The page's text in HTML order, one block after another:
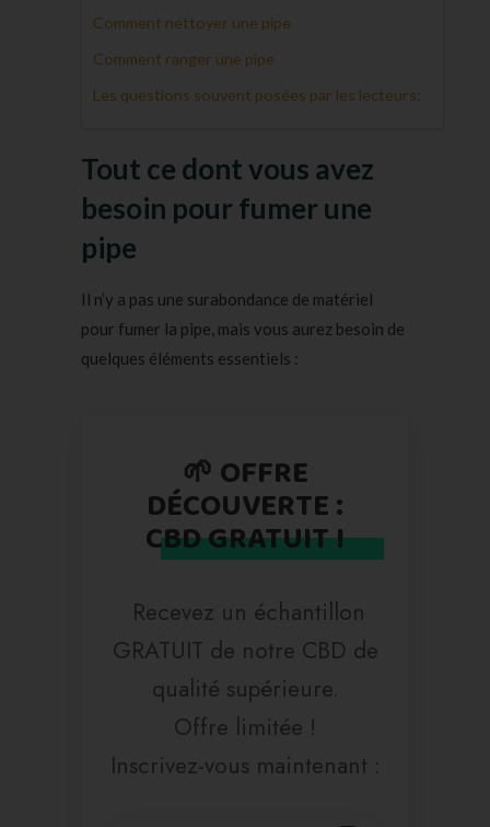
Comment nettoyer une pipe
Comment ranger une pipe
Les questions souvent posées par les lecteurs:
Tout ce dont vous avez
besoin pour fumer une
pipe
Il n’y a pas une surabondance de matériel
pour fumer la pipe, mais vous aurez besoin de
quelques éléments essentiels :
🌱 OFFRE
DÉCOUVERTE :
CBD GRATUIT !
Recevez un échantillon
GRATUIT de notre CBD de
qualité supérieure.
Offre limitée !
Inscrivez-vous maintenant :